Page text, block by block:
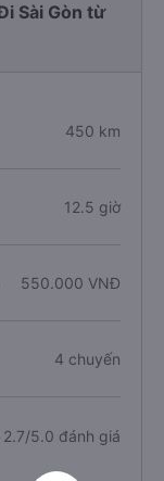
Sài Gòn từ
450 km
12.5 giờ
550.000 VNĐ
4 chuyến
2.7/5.0 đánh giá